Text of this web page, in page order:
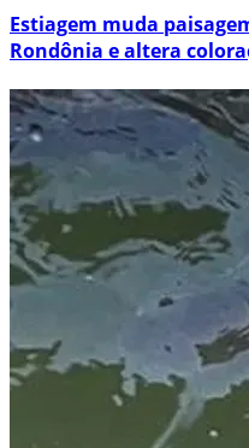
Estiagem muda
Rondônia e altera